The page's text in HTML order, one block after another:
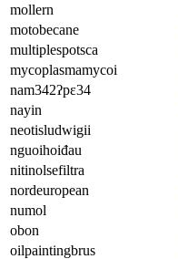
mollern
motobecane
multiplespotsca
mycoplasmamycoi
nam342ʔpɛ34
nayin
neotisludwigii
nguoihoiđau
nitinolsefiltra
nordeuropean
numol
obon
oilpaintingbrus